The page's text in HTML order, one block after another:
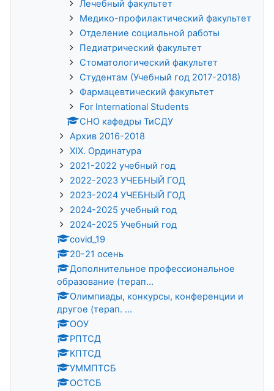
Лечебный факультет
Медико-профилактический факультет
Отделение социальной работы
Педиатрический факультет
Стоматологический факультет
Студентам (Учебный год 2017-2018)
Фармацевтический факультет
For International Students
СНО кафедры ТиСДУ
Архив 2016-2018
XIX. Ординатура
2021-2022 учебный год
2022-2023 УЧЕБНЫЙ ГОД
2023-2024 УЧЕБНЫЙ ГОД
2024-2025 учебный год
2024-2025 Учебный год
covid_19
20-21 осень
Дополнительное профессиональное
образование (терап...
Олимпиады, конкурсы, конференции и
другое (терап. ...
ООУ
РПТСД
КПТСД
УММПТСБ
ОСТСБ